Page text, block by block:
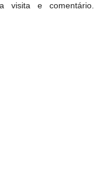
visita e comentário.